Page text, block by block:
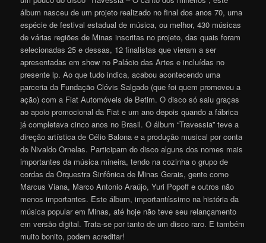
álbum nasceu de um projeto realizado no final dos anos 70, uma
espécie de festival estadual de música, ou melhor, 430 músicas
de várias regiões de Minas inscritas no projeto, das quais foram
selecionadas 25 e dessas, 12 finalistas que vieram a ser
apresentadas em show no Palácio das Artes e incluídas no
presente lp. Ao que tudo indica, acabou acontecendo uma
parceria da Fundação Clóvis Salgado (que foi quem promoveu a
ação) com a Fiat Automóveis de Betim. O disco só saiu graças
ao apoio promocional da Fiat e um ano depois quando a fábrica
já completava cinco anos no Brasil. O álbum “Travessia” teve a
direção artística de Célio Balona e a produção musical por conta
do Nivaldo Ornelas. Participam do disco alguns dos nomes mais
importantes da música mineira, tendo na cozinha o grupo de
cordas da Orquestra Sinfônica de Minas Gerais, gente como
Marcus Viana, Marco Antonio Araújo, Yuri Popoff e outros não
menos importantes. Este álbum, importantíssimo na história da
música popular em Minas, até hoje não teve seu relançamento
em versão digital. Trata-se por tanto de um disco raro. E também
muito bonito, podem acreditar!